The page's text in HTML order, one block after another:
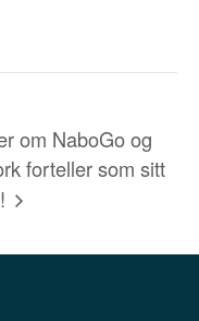
om NaboGo og
forteller som sitt